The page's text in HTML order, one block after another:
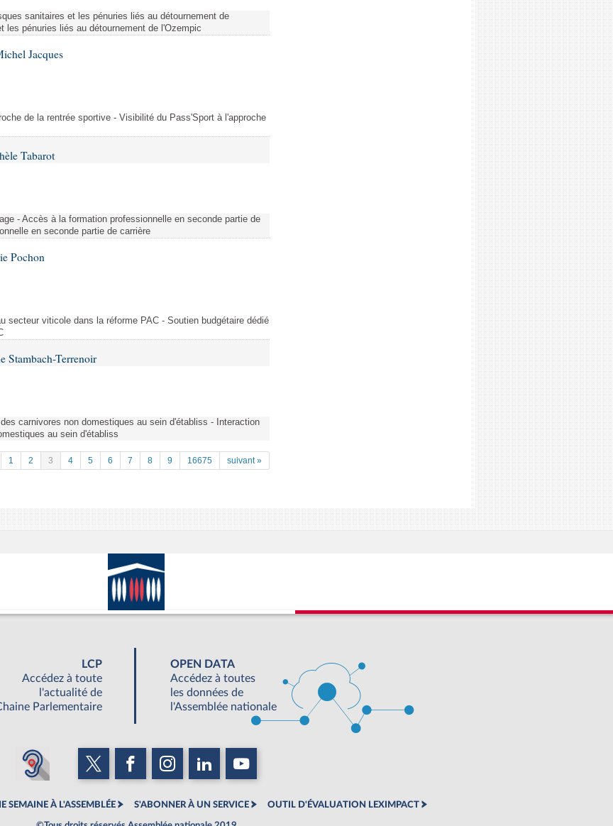
sanitaires et les pénuries liés au détournement de
les pénuries liés au détournement de l'Ozempic
Jacques
de la rentrée sportive - Visibilité du Pass'Sport à l'approche
Tabarot
- Accès à la formation professionnelle en seconde partie de
en seconde partie de carrière
Pochon
secteur viticole dans la réforme PAC - Soutien budgétaire dédié
Stambach-Terrenoir
carnivores non domestiques au sein d'établiss - Interaction
au sein d'établiss
1 2 3 4 5 6 7 8 9 16675 suivant »
LCP
Accédez à toute
l'actualité de
Parlementaire
OPEN DATA
Accédez à toutes
les données de
l'Assemblée nationale
SEMAINE À L'ASSEMBLÉE S'ABONNER À UN SERVICE OUTIL D'ÉVALUATION LEXIMPACT